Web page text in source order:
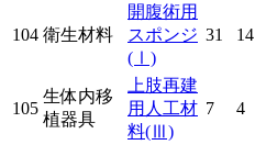
104 衛生材料
開腹術用
スポンジ
(Ⅰ)
31 14
105
生体内移
植器具
上肢再建
用人工材
料(Ⅲ)
7 4